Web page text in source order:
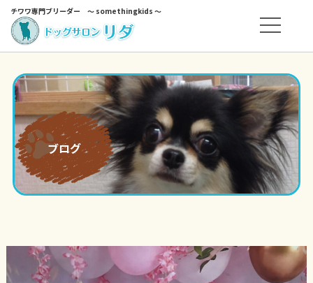
チワワ専門ブリーダー ～ somethingkids ～
ブログ